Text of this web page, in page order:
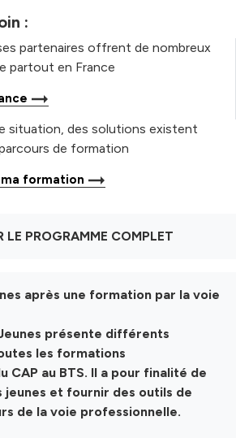
:
partenaires offrent de nombreux
partout en France
situation, des solutions existent
de formation
formation
LE PROGRAMME COMPLET
après une formation par la voie
présente différents
les formations
CAP au BTS. Il a pour finalité de
jeunes et fournir des outils de
de la voie professionnelle.